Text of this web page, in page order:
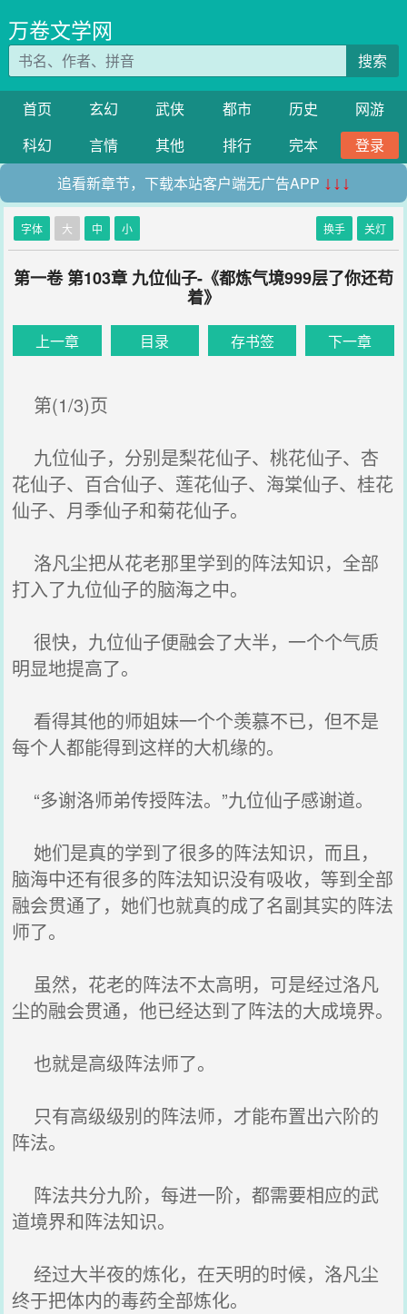
万卷文学网
搜索
首页 玄幻 武侠 都市 历史
网游
科幻
言情 其他 排行 完本
登录
追看新章节，下载本站客户端无广告APP ↓↓↓
字体 大 中 小 换手 关灯
第一卷 第103章 九位仙子-《都炼气境999层了你还苟
着》
上一章 目录 存书签 下一章
第(1/3)页
九位仙子，分别是梨花仙子、桃花仙子、杏
花仙子、百合仙子、莲花仙子、海棠仙子、桂花
仙子、月季仙子和菊花仙子。
洛凡尘把从花老那里学到的阵法知识，全部
打入了九位仙子的脑海之中。
很快，九位仙子便融会了大半，一个个气质
明显地提高了。
看得其他的师姐妹一个个羡慕不已，但不是
每个人都能得到这样的大机缘的。
“多谢洛师弟传授阵法。”九位仙子感谢道。
她们是真的学到了很多的阵法知识，而且，
脑海中还有很多的阵法知识没有吸收，等到全部
融会贯通了，她们也就真的成了名副其实的阵法
师了。
虽然，花老的阵法不太高明，可是经过洛凡
尘的融会贯通，他已经达到了阵法的大成境界。
也就是高级阵法师了。
只有高级级别的阵法师，才能布置出六阶的
阵法。
阵法共分九阶，每进一阶，都需要相应的武
道境界和阵法知识。
经过大半夜的炼化，在天明的时候，洛凡尘
终于把体内的毒药全部炼化。